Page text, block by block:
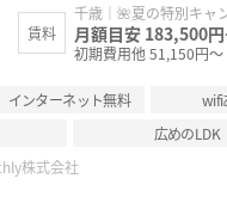
賃料
千歳｜🌺夏の特別キャ
月額目安 183,500
初期費用他 51,150円～
インターネット無料
wifi
広めのLDK
株式会社